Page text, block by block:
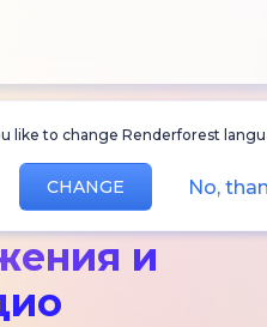
like to change Renderforest
CHANGE No,
ИИ-
и